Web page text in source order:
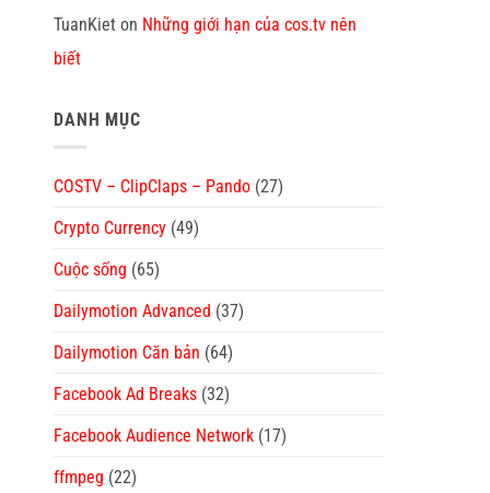
TuanKiet on Những giới hạn của cos.tv nên
biết
DANH MỤC
COSTV – ClipClaps – Pando (27)
Crypto Currency (49)
Cuộc sống (65)
Dailymotion Advanced (37)
Dailymotion Căn bản (64)
Facebook Ad Breaks (32)
Facebook Audience Network (17)
ffmpeg (22)